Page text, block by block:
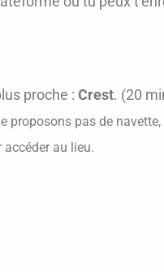
proche :Crest. (20
proposons pas de
au lieu.